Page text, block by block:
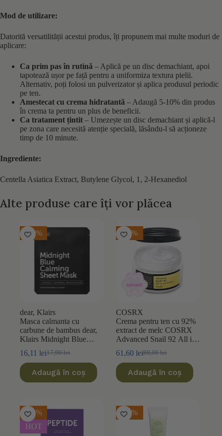
Mod de utilizare:
Datorită versatilității acestui produs, îți propunem mai multe moduri de
aplicare:
Ca prim pas în rutină – Aplică pe un disc demachiant, apoi
tapotează ușor pe față pentru a uniformiza textura pielii.
Alternativ, poți folosi un pulverizator și aplica produsul periodic
pe ten.
Amestecat cu crema hidratantă – Adaugă 5-10% din produs
în crema ta pentru un plus de beneficii.
Ca tratament țintit – Umezește un disc demachiant și aplică-l
pe zona care necesită atenție specială, lăsându-l să acționeze
timp de 10 minute.
Ingrediente:
Centella Asiatica Extract, Butylene Glycol, 1, 2-Hexanediol
Alte produse care îți vor plăcea
-10%
dear, Klairs
Masca calmanta cu
carbune de bambus dear,
Klairs Midnight Blue
17,90lei
Prețul
inițial
a
fost:
16,11 leiPrețul
curent
este:
16,11 lei.
Adaugă în coș
-30%
COSRX
Crema pentru ten cu 92%
extract de melc COSRX
Advanced Snail 92 All in
88,00lei
Prețul
inițial
a
fost:
61,60 leiPrețul
curent
este:
61,60 lei.
Adaugă în coș
-25%
HOT
-25%